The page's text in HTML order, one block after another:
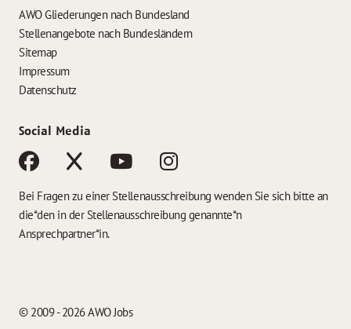
AWO Gliederungen nach Bundesland
Stellenangebote nach Bundesländern
Sitemap
Impressum
Datenschutz
Social Media
Bei Fragen zu einer Stellenausschreibung wenden Sie sich bitte an
die*den in der Stellenausschreibung genannte*n
Ansprechpartner*in.
© 2009 - 2026 AWO Jobs